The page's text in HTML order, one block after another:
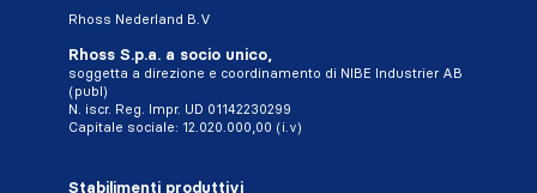
Rhoss Nederland B.V
Rhoss S.p.a. a socio unico,
soggetta a direzione e coordinamento di NIBE Industrier AB
(publ)
N. iscr. Reg. Impr. UD 01142230299
Capitale sociale: 12.020.000,00 (i.v)
Stabilimenti produttivi